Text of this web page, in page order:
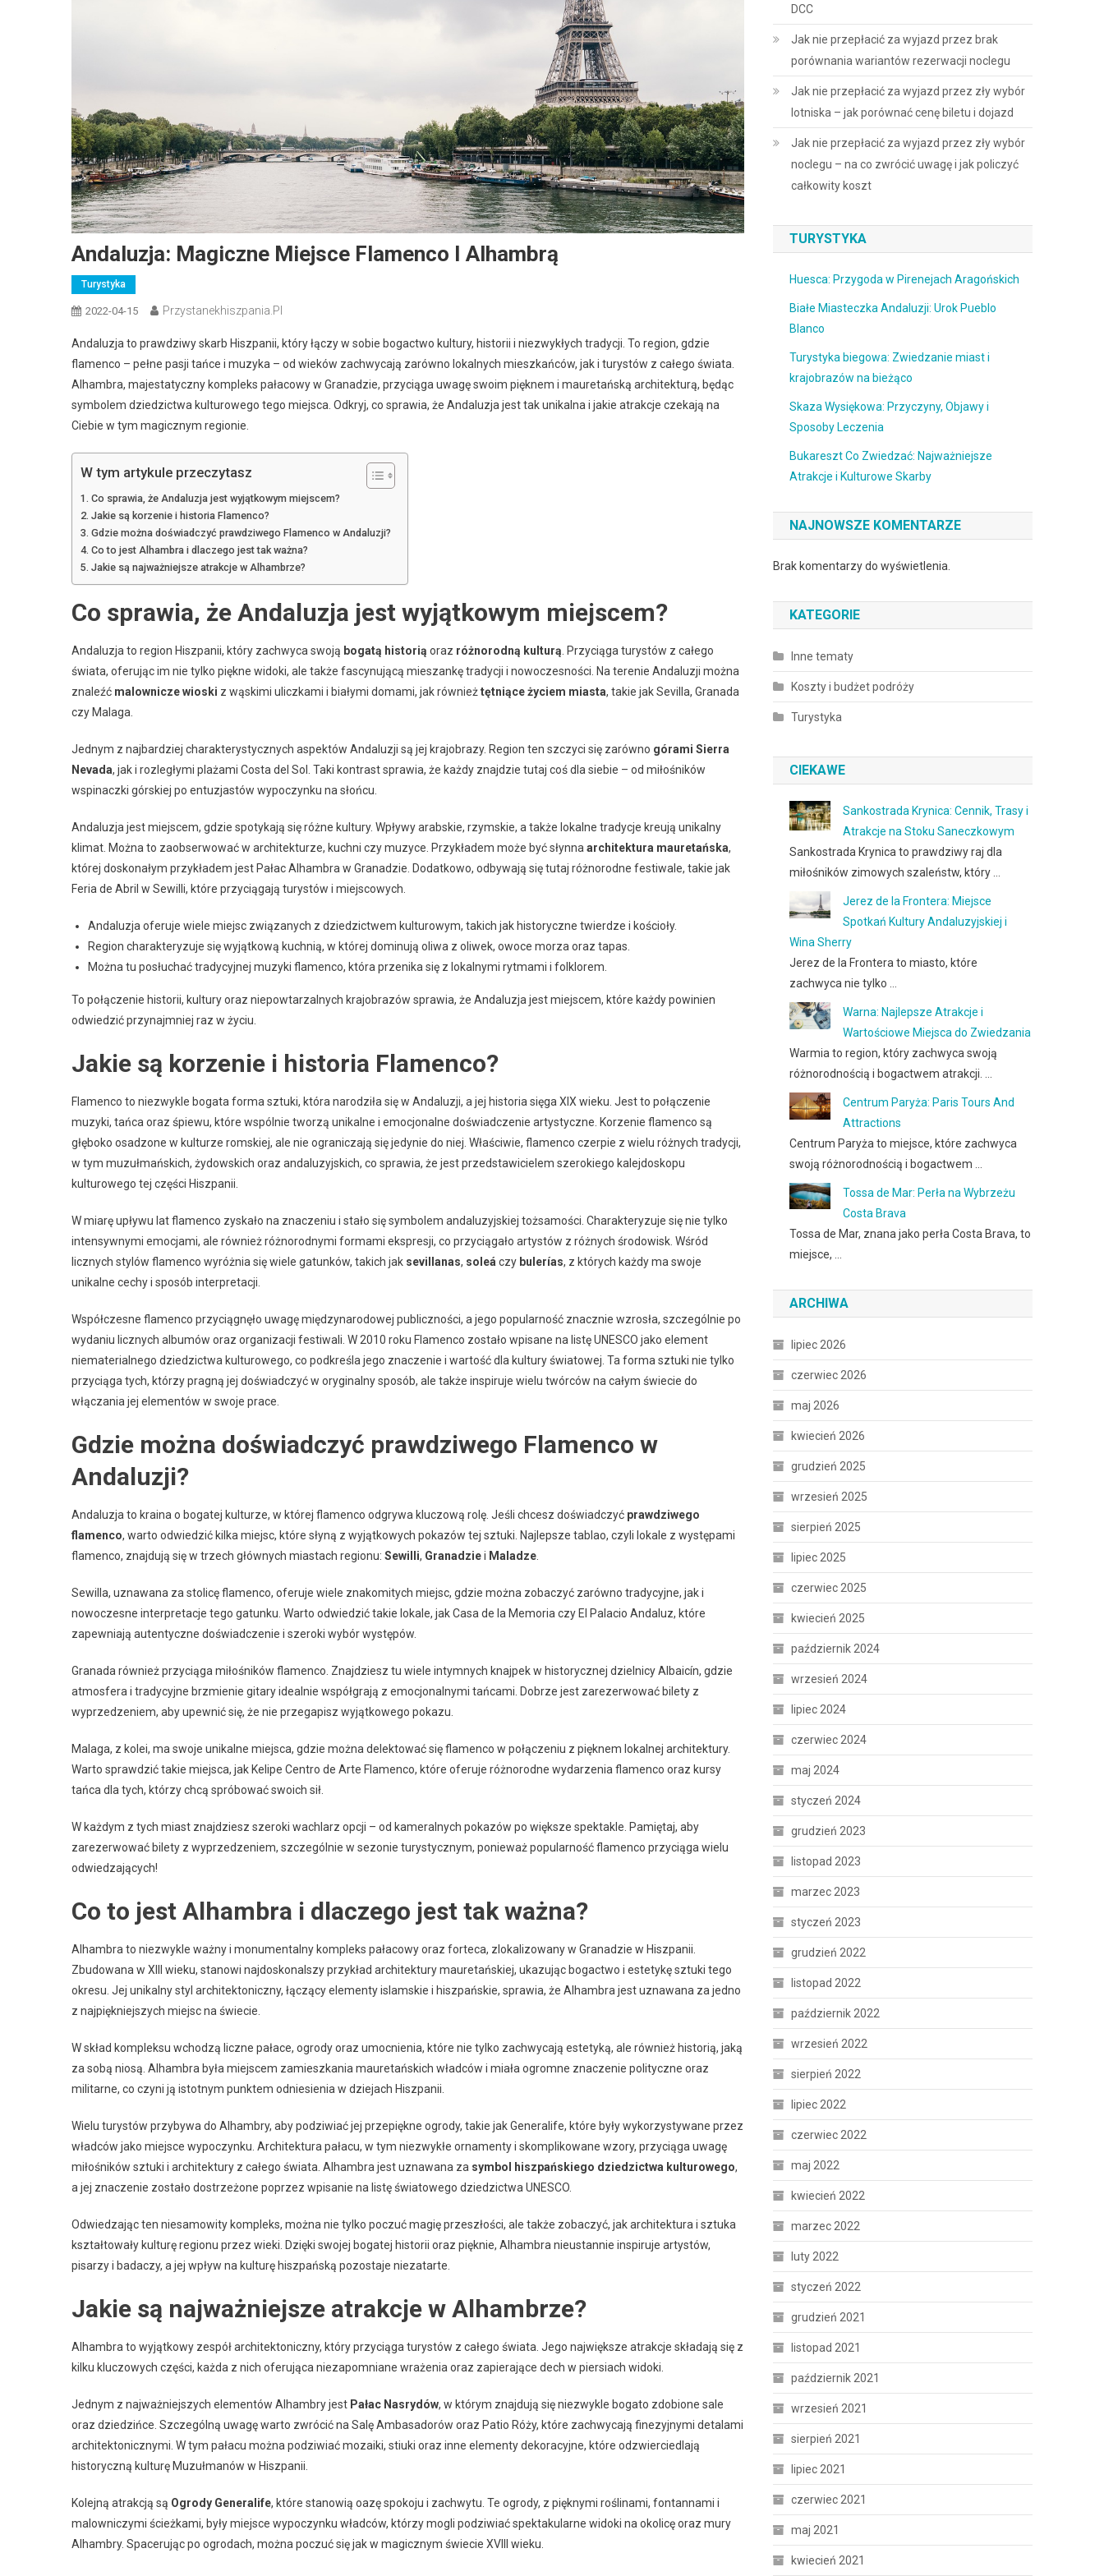
Andaluzja: Magiczne Miejsce Flamenco I Alhambrą
Turystyka
2022-04-15 Przystanekhiszpania.pl
Andaluzja to prawdziwy skarb Hiszpanii, który łączy w sobie bogactwo kultury, historii i niezwykłych tradycji. To region, gdzie
flamenco – pełne pasji tańce i muzyka – od wieków zachwycają zarówno lokalnych mieszkańców, jak i turystów z całego świata.
Alhambra, majestatyczny kompleks pałacowy w Granadzie, przyciąga uwagę swoim pięknem i mauretańską architekturą, będąc
symbolem dziedzictwa kulturowego tego miejsca. Odkryj, co sprawia, że Andaluzja jest tak unikalna i jakie atrakcje czekają na
Ciebie w tym magicznym regionie.
W tym artykule przeczytasz
Co sprawia, że Andaluzja jest wyjątkowym miejscem?
Jakie są korzenie i historia Flamenco?
Gdzie można doświadczyć prawdziwego Flamenco w Andaluzji?
Co to jest Alhambra i dlaczego jest tak ważna?
Jakie są najważniejsze atrakcje w Alhambrze?
Co sprawia, że Andaluzja jest wyjątkowym miejscem?
Andaluzja to region Hiszpanii, który zachwyca swoją bogatą historią oraz różnorodną kulturą . Przyciąga turystów z całego
świata, oferując im nie tylko piękne widoki, ale także fascynującą mieszankę tradycji i nowoczesności. Na terenie Andaluzji można
znaleźć malownicze wioski z wąskimi uliczkami i białymi domami, jak równieżtętniące życiem miasta, takie jak Sevilla, Granada
czy Malaga.
Jednym z najbardziej charakterystycznych aspektów Andaluzji są jej krajobrazy. Region ten szczyci się zarówno górami Sierra
Nevada, jak i rozległymi plażami Costa del Sol. Taki kontrast sprawia, że każdy znajdzie tutaj coś dla siebie – od miłośników
wspinaczki górskiej po entuzjastów wypoczynku na słońcu.
Andaluzja jest miejscem, gdzie spotykają się różne kultury. Wpływy arabskie, rzymskie, a także lokalne tradycje kreują unikalny
klimat. Można to zaobserwować w architekturze, kuchni czy muzyce. Przykładem może być słynna architektura mauretańska,
której doskonałym przykładem jest Pałac Alhambra w Granadzie. Dodatkowo, odbywają się tutaj różnorodne festiwale, takie jak
Feria de Abril w Sewilli, które przyciągają turystów i miejscowych.
Andaluzja oferuje wiele miejsc związanych z dziedzictwem kulturowym, takich jak historyczne twierdze i kościoły.
Region charakteryzuje się wyjątkową kuchnią, w której dominują oliwa z oliwek, owoce morza oraz tapas.
Można tu posłuchać tradycyjnej muzyki flamenco, która przenika się z lokalnymi rytmami i folklorem.
To połączenie historii, kultury oraz niepowtarzalnych krajobrazów sprawia, że Andaluzja jest miejscem, które każdy powinien
odwiedzić przynajmniej raz w życiu.
Jakie są korzenie i historia Flamenco?
Flamenco to niezwykle bogata forma sztuki, która narodziła się w Andaluzji, a jej historia sięga XIX wieku. Jest to połączenie
muzyki, tańca oraz śpiewu, które wspólnie tworzą unikalne i emocjonalne doświadczenie artystyczne. Korzenie flamenco są
głęboko osadzone w kulturze romskiej, ale nie ograniczają się jedynie do niej. Właściwie, flamenco czerpie z wielu różnych tradycji,
w tym muzułmańskich, żydowskich oraz andaluzyjskich, co sprawia, że jest przedstawicielem szerokiego kalejdoskopu
kulturowego tej części Hiszpanii.
W miarę upływu lat flamenco zyskało na znaczeniu i stało się symbolem andaluzyjskiej tożsamości. Charakteryzuje się nie tylko
intensywnymi emocjami, ale również różnorodnymi formami ekspresji, co przyciągało artystów z różnych środowisk. Wśród
licznych stylów flamenco wyróżnia się wiele gatunków, takich jak sevillanas, soleá czy bulerías, z których każdy ma swoje
unikalne cechy i sposób interpretacji.
Współczesne flamenco przyciągnęło uwagę międzynarodowej publiczności, a jego popularność znacznie wzrosła, szczególnie po
wydaniu licznych albumów oraz organizacji festiwali. W 2010 roku Flamenco zostało wpisane na listę UNESCO jako element
niematerialnego dziedzictwa kulturowego, co podkreśla jego znaczenie i wartość dla kultury światowej. Ta forma sztuki nie tylko
przyciąga tych, którzy pragną jej doświadczyć w oryginalny sposób, ale także inspiruje wielu twórców na całym świecie do
włączania jej elementów w swoje prace.
Gdzie można doświadczyć prawdziwego Flamenco w
Andaluzji?
Andaluzja to kraina o bogatej kulturze, w której flamenco odgrywa kluczową rolę. Jeśli chcesz doświadczyć prawdziwego
flamenco, warto odwiedzić kilka miejsc, które słyną z wyjątkowych pokazów tej sztuki. Najlepsze tablao, czyli lokale z występami
flamenco, znajdują się w trzech głównych miastach regionu: Sewilli, Granadziei Maladze
Sewilla, uznawana za stolicę flamenco, oferuje wiele znakomitych miejsc, gdzie można zobaczyć zarówno tradycyjne, jak i
nowoczesne interpretacje tego gatunku. Warto odwiedzić takie lokale, jak Casa de la Memoria czy El Palacio Andaluz, które
zapewniają autentyczne doświadczenie i szeroki wybór występów.
Granada również przyciąga miłośników flamenco. Znajdziesz tu wiele intymnych knajpek w historycznej dzielnicy Albaicín, gdzie
atmosfera i tradycyjne brzmienie gitary idealnie współgrają z emocjonalnymi tańcami. Dobrze jest zarezerwować bilety z
wyprzedzeniem, aby upewnić się, że nie przegapisz wyjątkowego pokazu.
Malaga, z kolei, ma swoje unikalne miejsca, gdzie można delektować się flamenco w połączeniu z pięknem lokalnej architektury.
Warto sprawdzić takie miejsca, jak Kelipe Centro de Arte Flamenco, które oferuje różnorodne wydarzenia flamenco oraz kursy
tańca dla tych, którzy chcą spróbować swoich sił.
W każdym z tych miast znajdziesz szeroki wachlarz opcji – od kameralnych pokazów po większe spektakle. Pamiętaj, aby
zarezerwować bilety z wyprzedzeniem, szczególnie w sezonie turystycznym, ponieważ popularność flamenco przyciąga wielu
odwiedzających!
Co to jest Alhambra i dlaczego jest tak ważna?
Alhambra to niezwykle ważny i monumentalny kompleks pałacowy oraz forteca, zlokalizowany w Granadzie w Hiszpanii.
Zbudowana w XIII wieku, stanowi najdoskonalszy przykład architektury mauretańskiej, ukazując bogactwo i estetykę sztuki tego
okresu. Jej unikalny styl architektoniczny, łączący elementy islamskie i hiszpańskie, sprawia, że Alhambra jest uznawana za jedno
z najpiękniejszych miejsc na świecie.
W skład kompleksu wchodzą liczne pałace, ogrody oraz umocnienia, które nie tylko zachwycają estetyką, ale również historią, jaką
za sobą niosą. Alhambra była miejscem zamieszkania mauretańskich władców i miała ogromne znaczenie polityczne oraz
militarne, co czyni ją istotnym punktem odniesienia w dziejach Hiszpanii.
Wielu turystów przybywa do Alhambry, aby podziwiać jej przepiękne ogrody, takie jak Generalife, które były wykorzystywane przez
władców jako miejsce wypoczynku. Architektura pałacu, w tym niezwykłe ornamenty i skomplikowane wzory, przyciąga uwagę
miłośników sztuki i architektury z całego świata. Alhambra jest uznawana za symbol hiszpańskiego dziedzictwa kulturowego,
a jej znaczenie zostało dostrzeżone poprzez wpisanie na listę światowego dziedzictwa UNESCO.
Odwiedzając ten niesamowity kompleks, można nie tylko poczuć magię przeszłości, ale także zobaczyć, jak architektura i sztuka
kształtowały kulturę regionu przez wieki. Dzięki swojej bogatej historii oraz pięknie, Alhambra nieustannie inspiruje artystów,
pisarzy i badaczy, a jej wpływ na kulturę hiszpańską pozostaje niezatarte.
Jakie są najważniejsze atrakcje w Alhambrze?
Alhambra to wyjątkowy zespół architektoniczny, który przyciąga turystów z całego świata. Jego największe atrakcje składają się z
kilku kluczowych części, każda z nich oferująca niezapomniane wrażenia oraz zapierające dech w piersiach widoki.
Jednym z najważniejszych elementów Alhambry jest Pałac Nasrydów, w którym znajdują się niezwykle bogato zdobione sale
oraz dziedzińce. Szczególną uwagę warto zwrócić na Salę Ambasadorów oraz Patio Róży, które zachwycają finezyjnymi detalami
architektonicznymi. W tym pałacu można podziwiać mozaiki, stiuki oraz inne elementy dekoracyjne, które odzwierciedlają
historyczną kulturę Muzułmanów w Hiszpanii.
Kolejną atrakcją są Ogrody Generalife, które stanowią oazę spokoju i zachwytu. Te ogrody, z pięknymi roślinami, fontannami i
malowniczymi ścieżkami, były miejsce wypoczynku władców, którzy mogli podziwiać spektakularne widoki na okolicę oraz mury
Alhambry. Spacerując po ogrodach, można poczuć się jak w magicznym świecie XVIII wieku.
DCC
Jak nie przepłacić za wyjazd przez brak
porównania wariantów rezerwacji noclegu
Jak nie przepłacić za wyjazd przez zły wybór
lotniska – jak porównać cenę biletu i dojazd
Jak nie przepłacić za wyjazd przez zły wybór
noclegu – na co zwrócić uwagę i jak policzyć
całkowity koszt
TURYSTYKA
Huesca: Przygoda w Pirenejach Aragońskich
Białe Miasteczka Andaluzji: Urok Pueblo
Blanco
Turystyka biegowa: Zwiedzanie miast i
krajobrazów na bieżąco
Skaza Wysiękowa: Przyczyny, Objawy i
Sposoby Leczenia
Bukareszt Co Zwiedzać: Najważniejsze
Atrakcje i Kulturowe Skarby
NAJNOWSZE KOMENTARZE
Brak komentarzy do wyświetlenia.
KATEGORIE
Inne tematy
Koszty i budżet podróży
Turystyka
CIEKAWE
Sankostrada Krynica: Cennik, Trasy i
Atrakcje na Stoku Saneczkowym
Sankostrada Krynica to prawdziwy raj dla
miłośników zimowych szaleństw, który …
Jerez de la Frontera: Miejsce
Spotkań Kultury Andaluzyjskiej i
Wina Sherry
Jerez de la Frontera to miasto, które
zachwyca nie tylko …
Warna: Najlepsze Atrakcje i
Wartościowe Miejsca do Zwiedzania
Warmia to region, który zachwyca swoją
różnorodnością i bogactwem atrakcji. …
Centrum Paryża: Paris Tours And
Attractions
Centrum Paryża to miejsce, które zachwyca
swoją różnorodnością i bogactwem …
Tossa de Mar: Perła na Wybrzeżu
Costa Brava
Tossa de Mar, znana jako perła Costa Brava, to
miejsce, …
ARCHIWA
lipiec 2026
czerwiec 2026
maj 2026
kwiecień 2026
grudzień 2025
wrzesień 2025
sierpień 2025
lipiec 2025
czerwiec 2025
kwiecień 2025
październik 2024
wrzesień 2024
lipiec 2024
czerwiec 2024
maj 2024
styczeń 2024
grudzień 2023
listopad 2023
marzec 2023
styczeń 2023
grudzień 2022
listopad 2022
październik 2022
wrzesień 2022
sierpień 2022
lipiec 2022
czerwiec 2022
maj 2022
kwiecień 2022
marzec 2022
luty 2022
styczeń 2022
grudzień 2021
listopad 2021
październik 2021
wrzesień 2021
sierpień 2021
lipiec 2021
czerwiec 2021
maj 2021
kwiecień 2021